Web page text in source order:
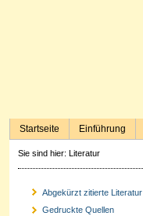
Startseite Einführung
Sie sind hier: Literatur
Abgekürzt zitierte Literatur
Gedruckte Quellen